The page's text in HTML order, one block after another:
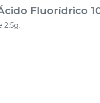
Fluorídrico
2,5g.